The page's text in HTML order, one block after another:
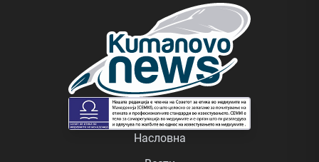
Насловна